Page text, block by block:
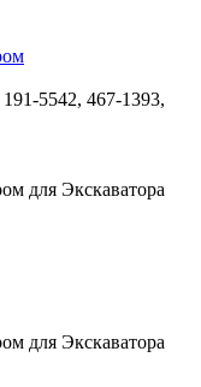
5542, 467-1393,
для Экскаватора
для Экскаватора